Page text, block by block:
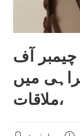
آف
میں
ملاقات،